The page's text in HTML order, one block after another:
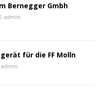
Bernegger Gmbh
admin
für die FF Molln
admin